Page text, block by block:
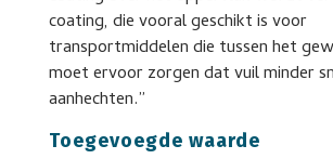
coating, die vooral geschikt is voor
transportmiddelen die tussen het
moet ervoor zorgen dat vuil minder
aanhechten.”
Toegevoegde waarde